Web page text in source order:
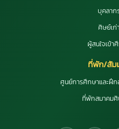
บุคลาก
ศิษย์เก่
ผู้สนใจเข้า
ที่พัก/สัม
ศูนย์การศึกษาและฝึ
ที่พักสมาคมศิ